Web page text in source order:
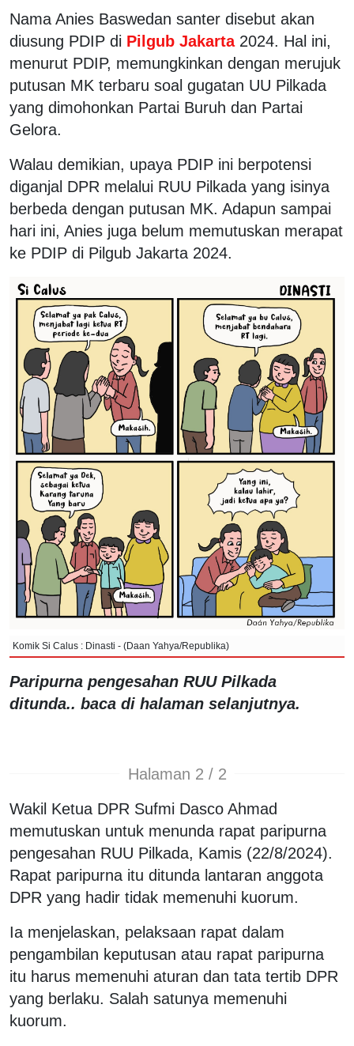
Nama Anies Baswedan santer disebut akan
diusung PDIP di Pilgub Jakarta 2024. Hal ini,
menurut PDIP, memungkinkan dengan merujuk
putusan MK terbaru soal gugatan UU Pilkada
yang dimohonkan Partai Buruh dan Partai
Gelora.
Walau demikian, upaya PDIP ini berpotensi
diganjal DPR melalui RUU Pilkada yang isinya
berbeda dengan putusan MK. Adapun sampai
hari ini, Anies juga belum memutuskan merapat
ke PDIP di Pilgub Jakarta 2024.
Komik Si Calus : Dinasti - (Daan Yahya/Republika)
Paripurna pengesahan RUU Pilkada
ditunda.. baca di halaman selanjutnya.
Halaman 2 / 2
Wakil Ketua DPR Sufmi Dasco Ahmad
memutuskan untuk menunda rapat paripurna
pengesahan RUU Pilkada, Kamis (22/8/2024).
Rapat paripurna itu ditunda lantaran anggota
DPR yang hadir tidak memenuhi kuorum.
Ia menjelaskan, pelaksaan rapat dalam
pengambilan keputusan atau rapat paripurna
itu harus memenuhi aturan dan tata tertib DPR
yang berlaku. Salah satunya memenuhi
kuorum.